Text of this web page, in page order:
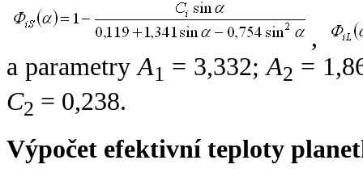
,
a parametryA1 = 3,332;A2 =
C2 = 0,238.
Výpočet efektivní teploty